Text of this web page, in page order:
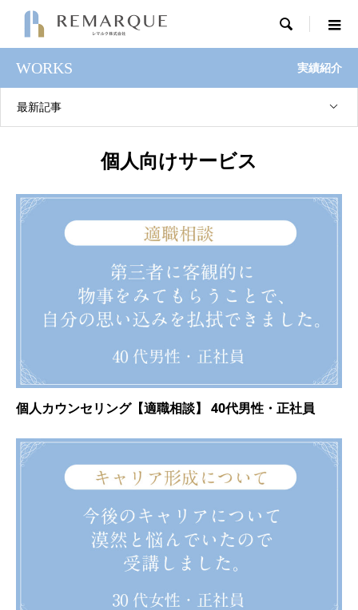

WORKS 実績紹介
最新記事
個人向けサービス
個人カウンセリング【適職相談】 40代男性・正社員